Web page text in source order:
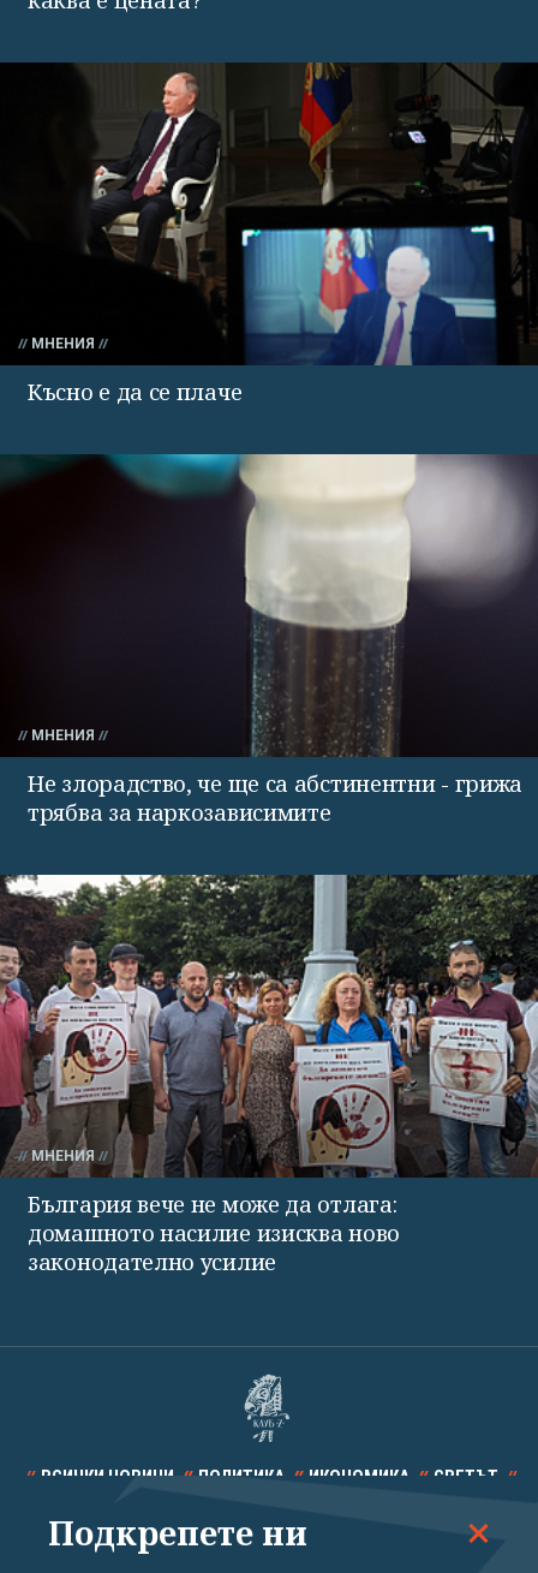
МНЕНИЯ
Късно е да се плаче
МНЕНИЯ
Не злорадство, че ще са абстинентни - грижа
трябва за наркозависимите
МНЕНИЯ
България вече не може да отлага:
домашното насилие изисква ново
законодателно усилие
ВСИЧКИ НОВИНИ ПОЛИТИКА ИКОНОМИКА СВЕТЪТ
СПОРТ КУЛТУРА ТЕХНОЛОГИИ КАЛЕЙДОСКОП
Подкрепете ни